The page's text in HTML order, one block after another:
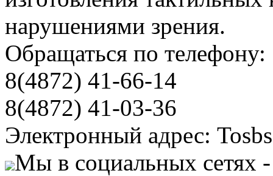
нарушениями зрения.
Обращаться по телефону:
8(4872) 41-66-14
8(4872) 41-03-36
Электронный адрес:
Мы в социальных сетях